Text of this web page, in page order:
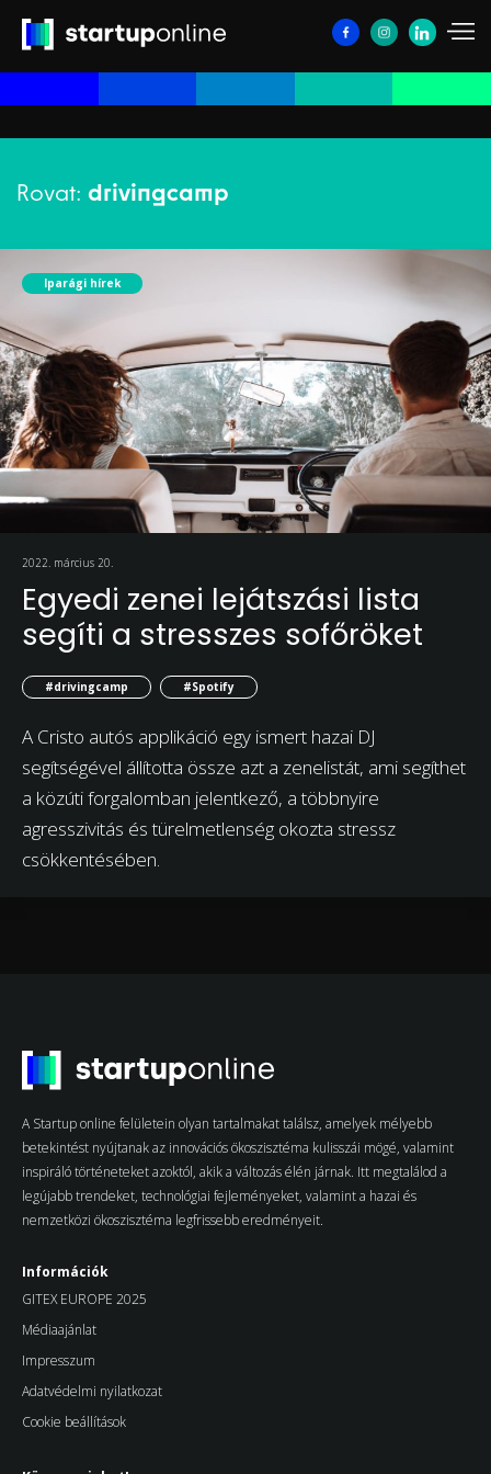
Rovat: drivingcamp
Iparági hírek
2022. március 20.
Egyedi zenei lejátszási lista
segíti a stresszes sofőröket
#drivingcamp #Spotify
A Cristo autós applikáció egy ismert hazai DJ
segítségével állította össze azt a zenelistát, ami segíthet
a közúti forgalomban jelentkező, a többnyire
agresszivitás és türelmetlenség okozta stressz
csökkentésében.
A Startup online felületein olyan tartalmakat találsz, amelyek mélyebb
betekintést nyújtanak az innovációs ökoszisztéma kulisszái mögé, valamint
inspiráló történeteket azoktól, akik a változás élén járnak. Itt megtalálod a
legújabb trendeket, technológiai fejleményeket, valamint a hazai és
nemzetközi ökoszisztéma legfrissebb eredményeit.
Információk
GITEX EUROPE 2025
Médiaajánlat
Impresszum
Adatvédelmi nyilatkozat
Cookie beállítások